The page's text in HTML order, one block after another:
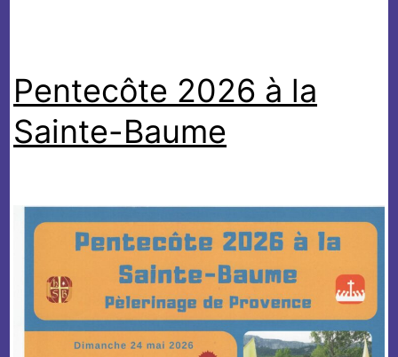
Pentecôte 2026 à la
Sainte-Baume